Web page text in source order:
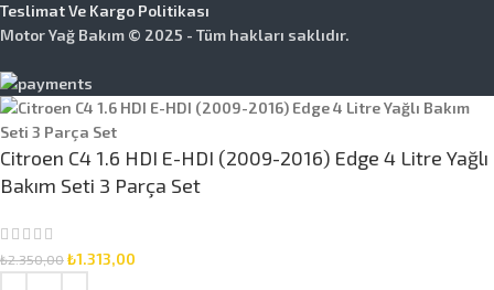
Teslimat Ve Kargo Politikası
Motor Yağ Bakım © 2025 - Tüm hakları saklıdır.
Citroen C4 1.6 HDI E-HDI (2009-2016) Edge 4 Litre Yağlı
Bakım Seti 3 Parça Set
₺2.350,00₺1.313,00